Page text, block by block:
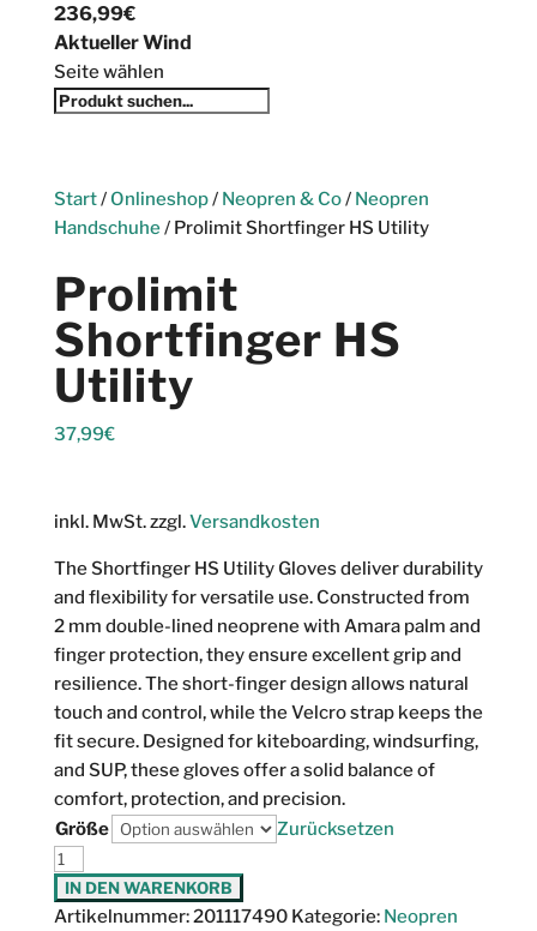
236,99€
Aktueller Wind
Seite wählen
Start/ Onlineshop/ Neopren & Co/ Neopren
Handschuhe/ Prolimit Shortfinger HS Utility
Prolimit
Shortfinger HS
Utility
37,99€
inkl. MwSt.zzgl.Versandkosten
The Shortfinger HS Utility Gloves deliver durability
and flexibility for versatile use. Constructed from
2 mm double-lined neoprene with Amara palm and
finger protection, they ensure excellent grip and
resilience. The short-finger design allows natural
touch and control, while the Velcro strap keeps the
fit secure. Designed for kiteboarding, windsurfing,
and SUP, these gloves offer a solid balance of
comfort, protection, and precision.
Größe
Zurücksetzen
Prolimit
Shortfinger
HS
IN DEN WARENKORB
Artikelnummer:201117490 Kategorie: Neopren